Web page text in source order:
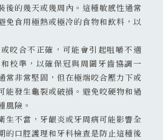
後的幾天或幾周內。這種敏感性通常
免食用極熱或極冷的食物和飲料，以
咬合不正確，可能會引起咀嚼不適
校準，以確保冠與周圍牙齒協調一
常非常堅固，但在極端咬合壓力下或
能發生龜裂或破損。避免咬硬物和過
風險。
生不當，牙齦炎或牙周病可能影響全
的口腔護理和牙科檢查是防止這種後